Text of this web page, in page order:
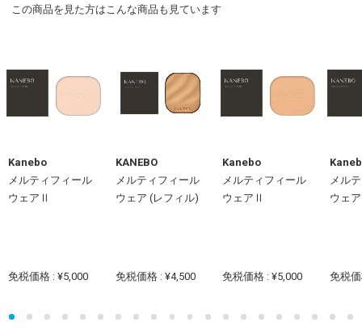
この商品を見た方はこんな商品も見ています
Kanebo
メルティフィール
ウェアⅡ
免税価格 : ¥5,000
KANEBO
メルティフィール
ウェア (レフィル)
免税価格 : ¥4,500
Kanebo
メルティフィール
ウェアⅡ
免税価格 : ¥5,000
メル
ウェ
免税